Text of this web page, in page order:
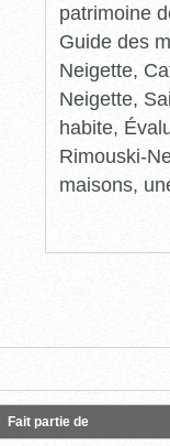
patrimoine
Guide des
Neigette,
Neigette,
habite,
Rimouski-
maisons,
Fait partie de